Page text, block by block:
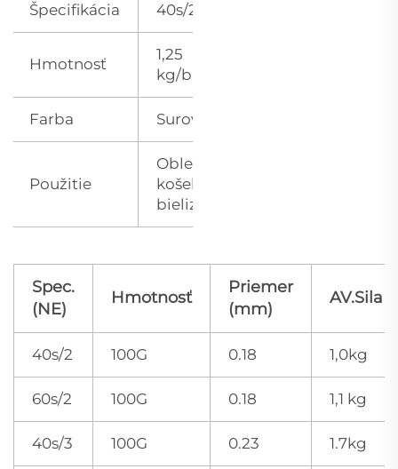
Špecifikácia 40s/2 Tex27
Hmotnosť
1,25
kg/balenie
Farba Surové biele
Použitie
Oblečenie,
košele,
bielizeň atď.
Spec.
(NE)
Hmotnosť
Priemer
(mm)
AV.Sila
40s/2 100G 0.18 1,0kg
60s/2 100G 0.18 1,1 kg
40s/3 100G 0.23 1.7kg